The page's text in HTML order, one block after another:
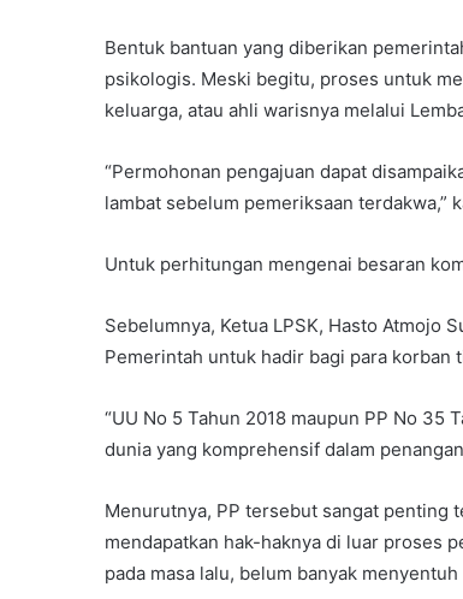
Bentuk bantuan yang diberikan
psikologis. Meski begitu, proses untuk
keluarga, atau ahli warisnya melalui
“Permohonan pengajuan dapat
lambat sebelum pemeriksaan terdakwa,”
Untuk perhitungan mengenai besaran
Sebelumnya, Ketua LPSK, Hasto Atmojo
Pemerintah untuk hadir bagi para korban
“UU No 5 Tahun 2018 maupun PP No 35
dunia yang komprehensif dalam
Menurutnya, PP tersebut sangat penting
mendapatkan hak-haknya di luar proses
pada masa lalu, belum banyak